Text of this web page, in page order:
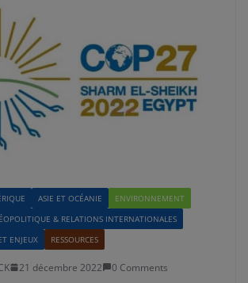
ASIE ET OCÉANIE
ENVIRONNEMENT
& RELATIONS INTERNATIONALES
ENJEUX
RESSOURCES
21 décembre 2022 0 Comments